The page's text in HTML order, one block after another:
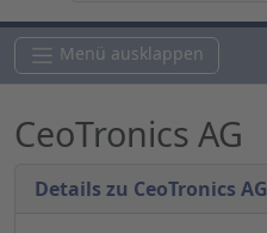
Menü ausklappen
CeoTronics AG
Details zu CeoTronics AG